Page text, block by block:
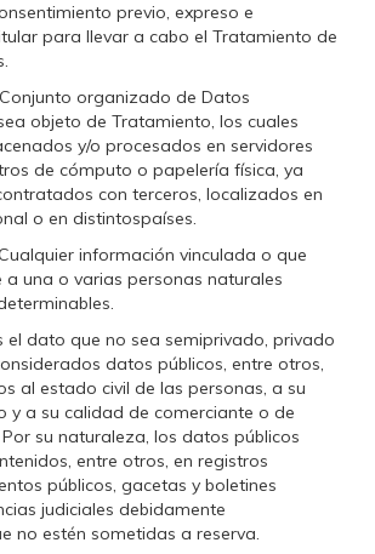
previo, expreso e
para llevar a cabo el Tratamiento de
Conjunto organizado de Datos
objeto de Tratamiento, los cuales
y/o procesados en servidores
de cómputo o papelería física, ya
con terceros, localizados en
o en distintospaíses.
Cualquier información vinculada o que
a una o varias personas naturales
el dato que no sea semiprivado, privado
datos públicos, entre otros,
al estado civil de las personas, a su
y a su calidad de comerciante o de
su naturaleza, los datos públicos
entre otros, en registros
públicos, gacetas y boletines
judiciales debidamente
no estén sometidas a reserva.